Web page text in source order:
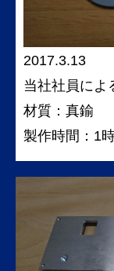
2017.3.13
当社社員によ
材質：真鍮
製作時間：1